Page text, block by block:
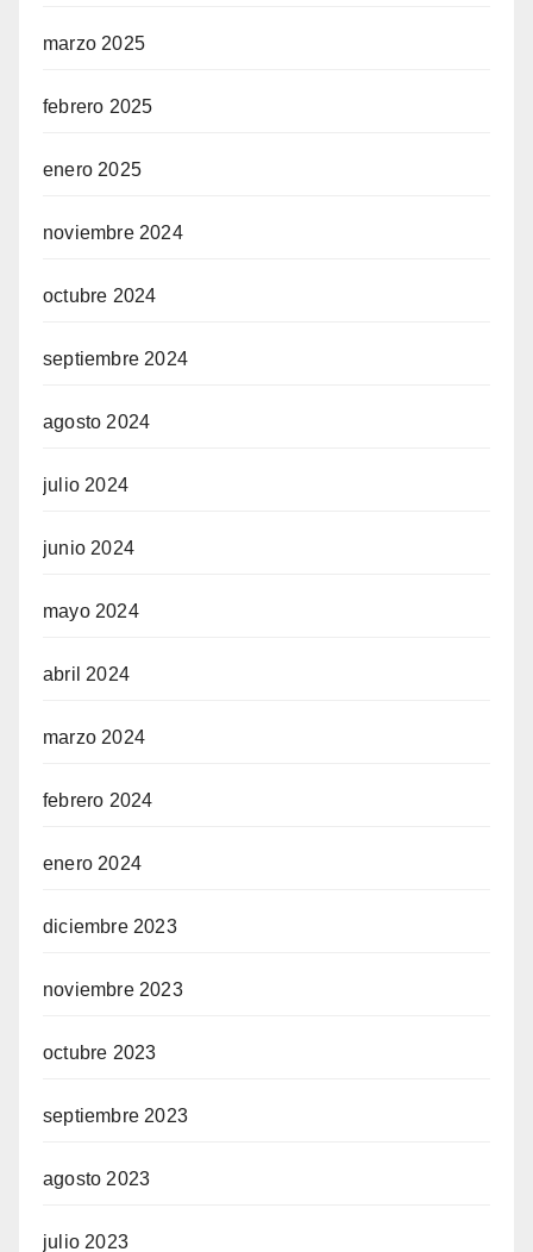
marzo 2025
febrero 2025
enero 2025
noviembre 2024
octubre 2024
septiembre 2024
agosto 2024
julio 2024
junio 2024
mayo 2024
abril 2024
marzo 2024
febrero 2024
enero 2024
diciembre 2023
noviembre 2023
octubre 2023
septiembre 2023
agosto 2023
julio 2023